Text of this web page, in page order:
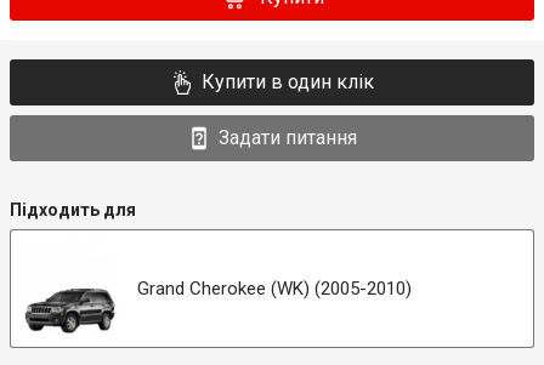
Купити в один клік
Задати питання
Підходить для
Grand Cherokee (WK) (2005-2010)